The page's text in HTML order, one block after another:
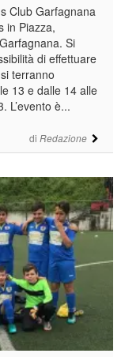
di Redazione
Club Garfagnana
in Piazza,
Si
di effettuare
terranno
13 e dalle 14 alle
L’evento è...